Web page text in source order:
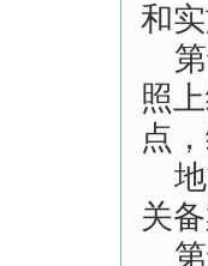
和
第
照
点
地
关备
第